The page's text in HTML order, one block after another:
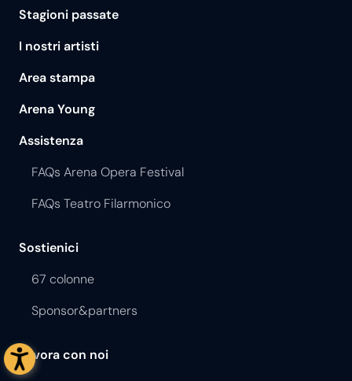
Stagioni passate
I nostri artisti
Area stampa
Arena Young
Assistenza
FAQs Arena Opera Festival
FAQs Teatro Filarmonico
Sostienici
67 colonne
Sponsor&partners
Lavora con noi